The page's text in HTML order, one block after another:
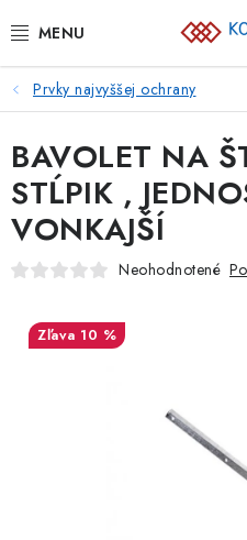
na
PLETIVÁ
BRÁNY A BRÁNKY
GABIÓNY
ZVÁRANÉ PANELY A SIETE
PLOTOVKY
PRVKY NAJVYŠŠEJ OCHRANY
Prvky najvyššej ochrany
BAVOLET NA
STĹPIK ,
VONKAJŠÍ
Neohodnotené
10 %